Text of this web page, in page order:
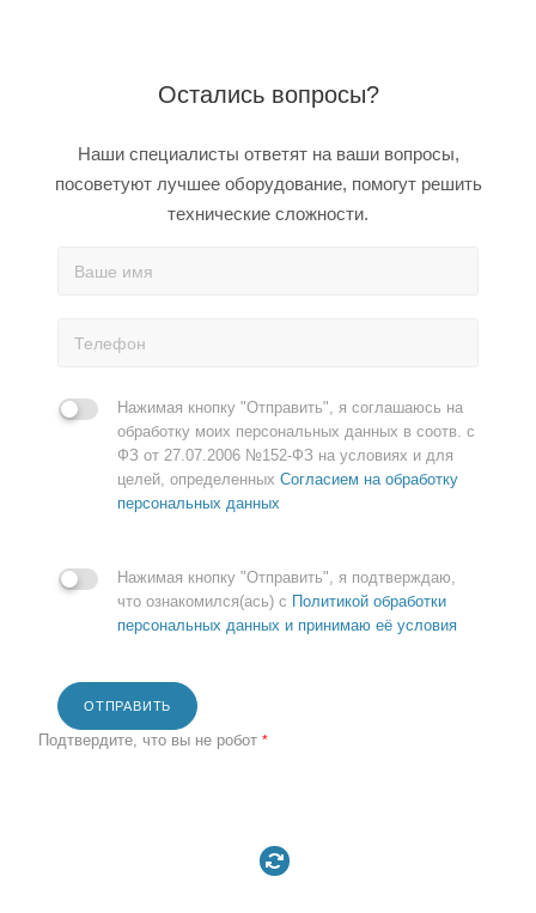
Остались вопросы?
Наши специалисты ответят на ваши вопросы,
посоветуют лучшее оборудование, помогут решить
технические сложности.
Нажимая кнопку "Отправить", я соглашаюсь на
обработку моих персональных данных в соотв. с
ФЗ от 27.07.2006 №152-ФЗ на условиях и для
целей, определенных Согласием на обработку
персональных данных
Нажимая кнопку "Отправить", я подтверждаю,
что ознакомился(ась) с Политикой обработки
персональных данных и принимаю её условия
ОТПРАВИТЬ
Подтвердите, что вы не робот *